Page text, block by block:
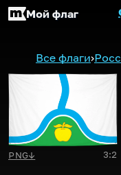
Мой флаг
Все флаги›
PNG↓ 3:2